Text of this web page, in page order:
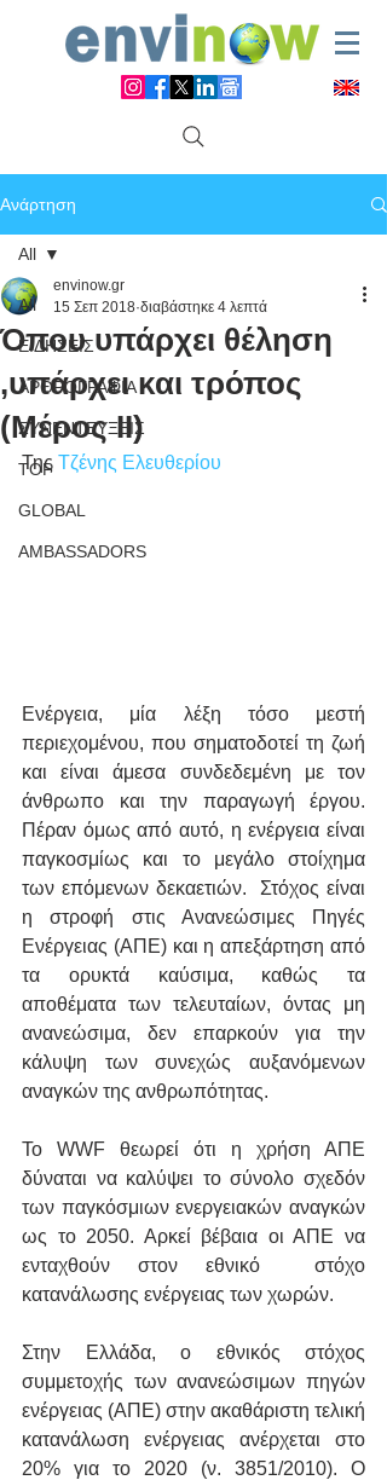
Ανάρτηση
All
ΕΙΔΗΣΕΙΣ
ΑΡΘΡΟΓΡΑΦΙΑ
ΣΥΝΕΝΤΕΥΞΕΙΣ
TOP
GLOBAL
AMBASSADORS
All
Όπου υπάρχει θέληση
,υπάρχει και τρόπος
(Μέρος ΙΙ)
envinow.gr
15 Σεπ 2018 διαβάστηκε 4 λεπτά
Της Τζένης Ελευθερίου
Ενέργεια, μία λέξη τόσο μεστή
περιεχομένου, που σηματοδοτεί τη ζωή
και είναι άμεσα συνδεδεμένη με τον
άνθρωπο και την παραγωγή έργου.
Πέραν όμως από αυτό, η ενέργεια είναι
παγκοσμίως και το μεγάλο στοίχημα
των επόμενων δεκαετιών.  Στόχος είναι
η στροφή στις Ανανεώσιμες Πηγές
Ενέργειας (ΑΠΕ) και η απεξάρτηση από
τα ορυκτά καύσιμα, καθώς τα
αποθέματα των τελευταίων, όντας μη
ανανεώσιμα, δεν επαρκούν για την
κάλυψη των συνεχώς αυξανόμενων
αναγκών της ανθρωπότητας.
Το WWF θεωρεί ότι η χρήση ΑΠΕ
δύναται να καλύψει το σύνολο σχεδόν
των παγκόσμιων ενεργειακών αναγκών
ως το 2050. Αρκεί βέβαια οι ΑΠΕ να
ενταχθούν στον εθνικό  στόχο
κατανάλωσης ενέργειας των χωρών.
Στην Ελλάδα, ο εθνικός στόχος
συμμετοχής των ανανεώσιμων πηγών
ενέργειας (ΑΠΕ) στην ακαθάριστη τελική
κατανάλωση ενέργειας ανέρχεται στο
20% για το 2020 (ν. 3851/2010). Ο